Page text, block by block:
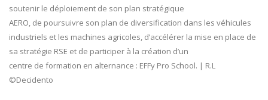
soutenir le déploiement de son plan stratégique
AERO, de poursuivre son plan de diversification dans les véhicules
industriels et les machines agricoles, d’accélérer la mise en place de
sa stratégie RSE et de participer à la création d’un
centre de formation en alternance : EFFy Pro School. | R.L
©Decidento